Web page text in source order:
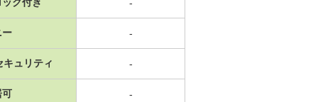
-
ー -
キュリティ -
可 -